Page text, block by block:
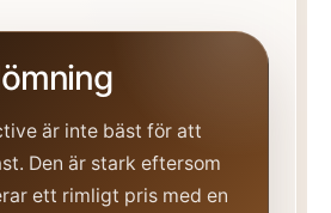
är inte bäst för att
Den är stark eftersom
ett rimligt pris med en